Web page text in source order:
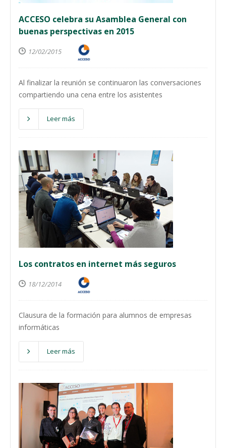
ACCESO celebra su Asamblea General con
buenas perspectivas en 2015
12/02/2015
Al finalizar la reunión se continuaron las conversaciones
compartiendo una cena entre los asistentes
Leer más
Los contratos en internet más seguros
18/12/2014
Clausura de la formación para alumnos de empresas
informáticas
Leer más